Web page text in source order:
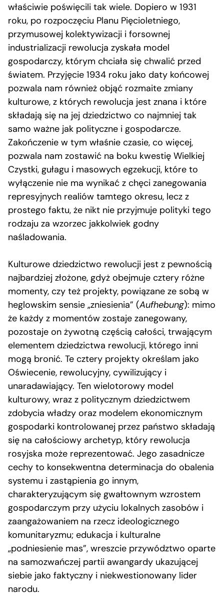
właściwie poświęcili tak wiele. Dopiero w 1931
roku, po rozpoczęciu Planu Pięcioletniego,
przymusowej kolektywizacji i forsownej
industrializacji rewolucja zyskała model
gospodarczy, którym chciała się chwalić przed
światem. Przyjęcie 1934 roku jako daty końcowej
pozwala nam również objąć rozmaite zmiany
kulturowe, z których rewolucja jest znana i które
składają się na jej dziedzictwo co najmniej tak
samo ważne jak polityczne i gospodarcze.
Zakończenie w tym właśnie czasie, co więcej,
pozwala nam zostawić na boku kwestię Wielkiej
Czystki, gułagu i masowych egzekucji, które to
wyłączenie nie ma wynikać z chęci zanegowania
represyjnych realiów tamtego okresu, lecz z
prostego faktu, że nikt nie przyjmuje polityki tego
rodzaju za wzorzec jakkolwiek godny
naśladowania.
Kulturowe dziedzictwo rewolucji jest z pewnością
najbardziej złożone, gdyż obejmuje cztery różne
momenty, czy też projekty, powiązane ze sobą w
heglowskim sensie „zniesienia” (Aufhebung): mimo
że każdy z momentów zostaje zanegowany,
pozostaje on żywotną częścią całości, trwającym
elementem dziedzictwa rewolucji, którego inni
mogą bronić. Te cztery projekty określam jako
Oświecenie, rewolucyjny, cywilizujący i
unaradawiający. Ten wielotorowy model
kulturowy, wraz z politycznym dziedzictwem
zdobycia władzy oraz modelem ekonomicznym
gospodarki kontrolowanej przez państwo składają
się na całościowy archetyp, który rewolucja
rosyjska może reprezentować. Jego zasadnicze
cechy to konsekwentna determinacja do obalenia
systemu i zastąpienia go innym,
charakteryzującym się gwałtownym wzrostem
gospodarczym przy użyciu lokalnych zasobów i
zaangażowaniem na rzecz ideologicznego
komunitaryzmu; edukacja i kulturalne
„podniesienie mas”, wreszcie przywództwo oparte
na samozwańczej partii awangardy ukazującej
siebie jako faktyczny i niekwestionowany lider
narodu.